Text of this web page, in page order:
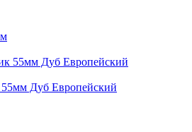
Дуб Европейский